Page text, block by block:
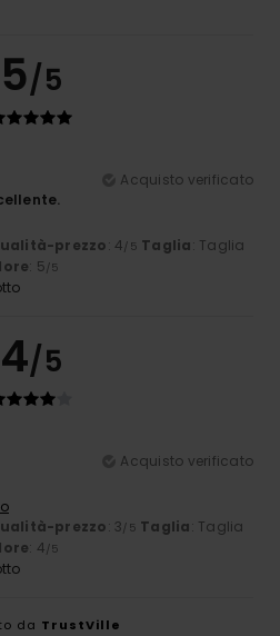
5/5
Acquisto verificato
prezzo: 4/5 Taglia: Taglia
: 5/5
4/5
Acquisto verificato
prezzo: 3/5 Taglia: Taglia
: 4/5
da TrustVille